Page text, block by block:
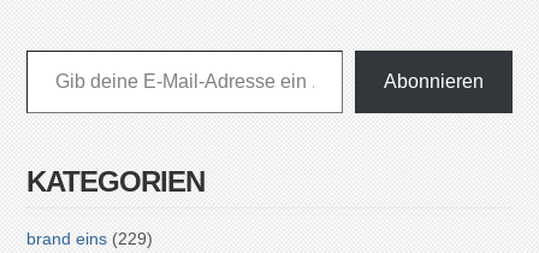
Gib deine E-Mail-Adresse ein ...
Abonnieren
KATEGORIEN
brand eins (229)